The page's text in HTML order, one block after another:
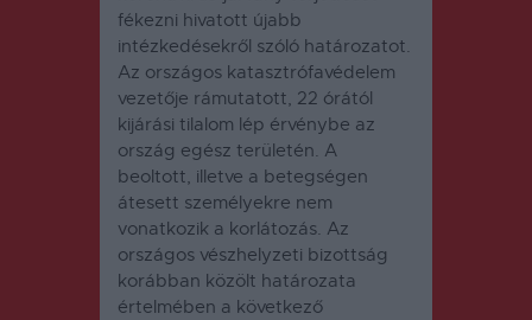
fékezni hivatott újabb
intézkedésekről szóló határozatot.
Az országos katasztrófavédelem
vezetője rámutatott, 22 órától
kijárási tilalom lép érvénybe az
ország egész területén. A
beoltott, illetve a betegségen
átesett személyekre nem
vonatkozik a korlátozás. Az
országos vészhelyzeti bizottság
korábban közölt határozata
értelmében a következő